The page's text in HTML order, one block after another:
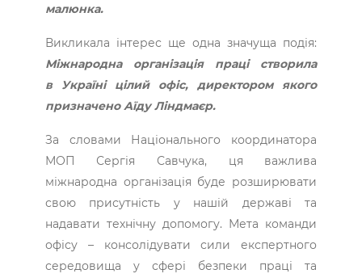
малюнка.
Викликала інтерес ще одна значуща подія:
Міжнародна організація праці створила
в Україні цілий офіс, директором якого
призначено Аїду Ліндмаєр.
За словами Національного координатора
МОП Сергія Савчука, ця важлива
міжнародна організація буде розширювати
свою присутність у нашій державі та
надавати технічну допомогу. Мета команди
офісу – консолідувати сили експертного
середовища у сфері безпеки праці та